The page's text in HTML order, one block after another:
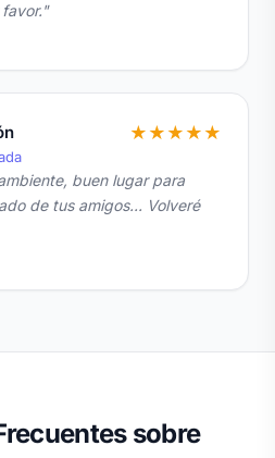
★ ★ ★ ★ ★
buen lugar para
de tus amigos... Volveré
sobre